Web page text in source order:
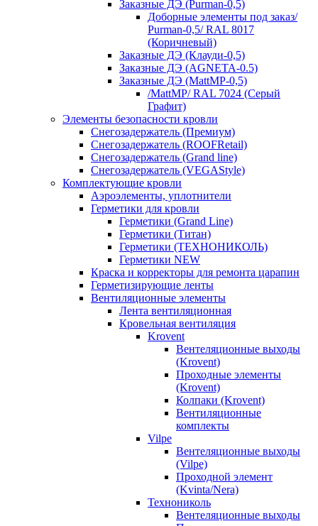
Заказные ДЭ (Purman-0,5)
Доборные элементы под заказ/
Purman-0,5/ RAL 8017
(Коричневый)
Заказные ДЭ (Клауди-0,5)
Заказные ДЭ (AGNETA-0.5)
Заказные ДЭ (MattMP-0,5)
/MattMP/ RAL 7024 (Серый
Графит)
Элементы безопасности кровли
Снегозадержатель (Премиум)
Снегозадержатель (ROOFRetail)
Снегозадержатель (Grand line)
Снегозадержатель (VEGAStyle)
Комплектующие кровли
Аэроэлементы, уплотнители
Герметики для кровли
Герметики (Grand Line)
Герметики (Титан)
Герметики (ТЕХНОНИКОЛЬ)
Герметики NEW
Краска и корректоры для ремонта царапин
Герметизирующие ленты
Вентиляционные элементы
Лента вентиляционная
Кровельная вентиляция
Krovent
Вентеляционные выходы
(Krovent)
Проходные элементы
(Krovent)
Колпаки (Krovent)
Вентиляционные
комплекты
Vilpe
Вентеляционные выходы
(Vilpe)
Проходной элемент
(Kvinta/Nera)
Технониколь
Вентеляционные выходы